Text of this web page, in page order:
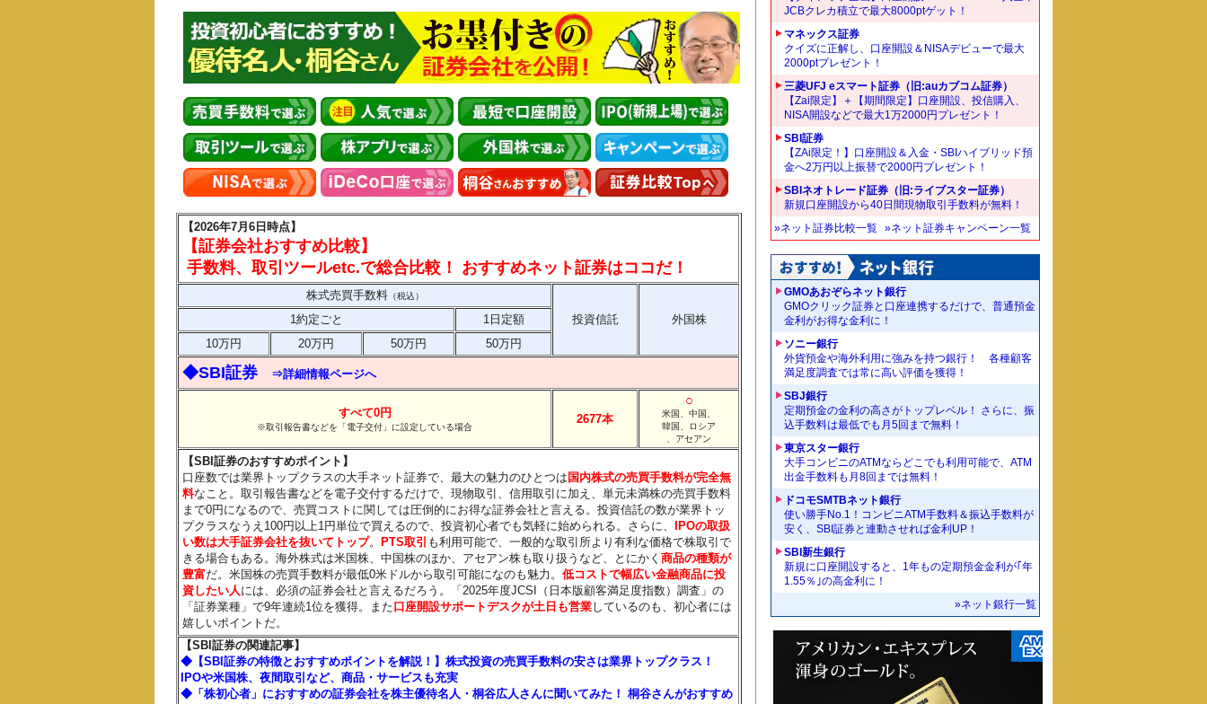
【2026年7月6日時点】
【証券会社おすすめ比較】
手数料、取引ツールetc.で総合比較！ おすすめネット証券はココだ！
株式売買手数料（税込）
投資信託 外国株
1約定ごと
1日定額
10万円
20万円 50万円 50万円
◆SBI証券 ⇒詳細情報ページへ
すべて0円
※取引報告書などを「電子交付」に設定している場合
2677本
○
米国、中国、
韓国、ロシア
、アセアン
【SBI証券のおすすめポイント】
口座数では業界トップクラスの大手ネット証券で、最大の魅力のひとつは国内株式の売買手数料が完全無
料なこと。取引報告書などを電子交付するだけで、現物取引、信用取引に加え、単元未満株の売買手数料
まで0円になるので、売買コストに関しては圧倒的にお得な証券会社と言える。投資信託の数が業界トッ
プクラスなうえ100円以上1円単位で買えるので、投資初心者でも気軽に始められる。さらに、 IPOの取扱
い数は大手証券会社を抜いてトップ。 PTS取引 も利用可能で、一般的な取引所より有利な価格で株取引で
きる場合もある。海外株式は米国株、中国株のほか、アセアン株も取り扱うなど、とにかく 商品の種類が
豊富だ。米国株の売買手数料が最低0米ドルから取引可能になのも魅力。 低コストで幅広い金融商品に投
資したい人 には、必須の証券会社と言えるだろう。「2025年度JCSI（日本版顧客満足度指数）調査」の
「証券業種」で9年連続1位を獲得。また口座開設サポートデスクが土日も営業しているのも、初心者には
嬉しいポイントだ。
【SBI証券の関連記事】
◆【SBI証券の特徴とおすすめポイントを解説！】株式投資の売買手数料の安さは業界トップクラス！
IPOや米国株、夜間取引など、商品・サービスも充実
◆「株初心者」におすすめの証券会社を株主優待名人・桐谷広人さんに聞いてみた！ 桐谷さんがおすすめ
JCBクレカ積立で最大8000ptゲット！
マネックス証券
クイズに正解し、口座開設＆NISAデビューで最大
2000ptプレゼント！
三菱UFJ eスマート証券（旧:auカブコム証券）
【Zai限定】＋【期間限定】口座開設、投信購入、
NISA開設などで最大1万2000円プレゼント！
SBI証券
【ZAi限定！】口座開設＆入金・SBIハイブリッド預
金へ2万円以上振替で2000円プレゼント！
SBIネオトレード証券（旧:ライブスター証券）
新規口座開設から40日間現物取引手数料が無料！
»ネット証券比較一覧 »ネット証券キャンペーン一覧
GMOあおぞらネット銀行
GMOクリック証券と口座連携するだけで、普通預金
金利がお得な金利に！
ソニー銀行
外貨預金や海外利用に強みを持つ銀行！ 各種顧客
満足度調査では常に高い評価を獲得！
SBJ銀行
定期預金の金利の高さがトップレベル！ さらに、振
込手数料は最低でも月5回まで無料！
東京スター銀行
大手コンビニのATMならどこでも利用可能で、ATM
出金手数料も月8回までは無料！
ドコモSMTBネット銀行
使い勝手No.1！コンビニATM手数料＆振込手数料が
安く、SBI証券と連動させれば金利UP！
SBI新生銀行
新規に口座開設すると、1年もの定期預金金利が｢年
1.55％｣の高金利に！
»ネット銀行一覧